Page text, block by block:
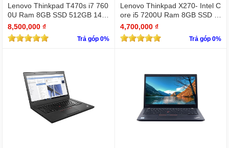
Lenovo Thinkpad T470s i7 760
0U Ram 8GB SSD 512GB 14 i
nches Full HD (1920 x 1080)
8,500,000 ₫
Trả góp 0%
Lenovo Thinkpad X270- Intel C
ore i5 7200U Ram 8GB SSD 2
56GB mỏng nhẹ
4,700,000 ₫
Trả góp 0%